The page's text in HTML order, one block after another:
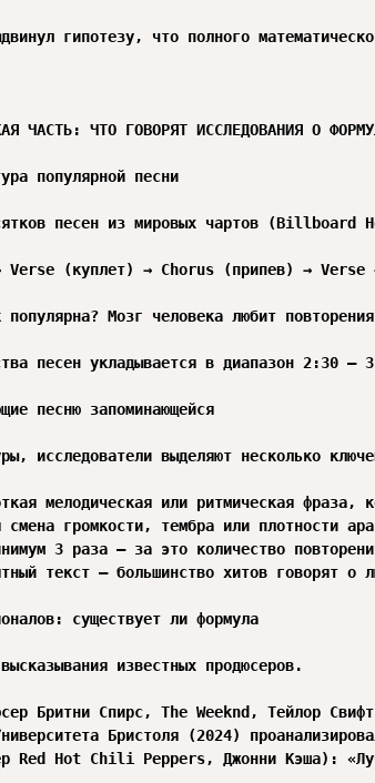
гипотезу, что полного
ЧАСТЬ: ЧТО ГОВОРЯТ ИССЛЕДОВАНИЯ О
популярной песни
песен из мировых чартов
(куплет) → Chorus (припев) →
популярна? Мозг человека любит
песен укладывается в диапазон 2:30
песню запоминающейся
исследователи выделяют несколько
мелодическая или ритмическая
громкости, тембра или плотности
3 раза — за это количество
текст — большинство хитов говорят
существует ли формула
известных продюсеров.
Бритни Спирс, The Weeknd, Тейлор
Бристоля (2024)
Red Hot Chili Peppers, Джонни Кэша):